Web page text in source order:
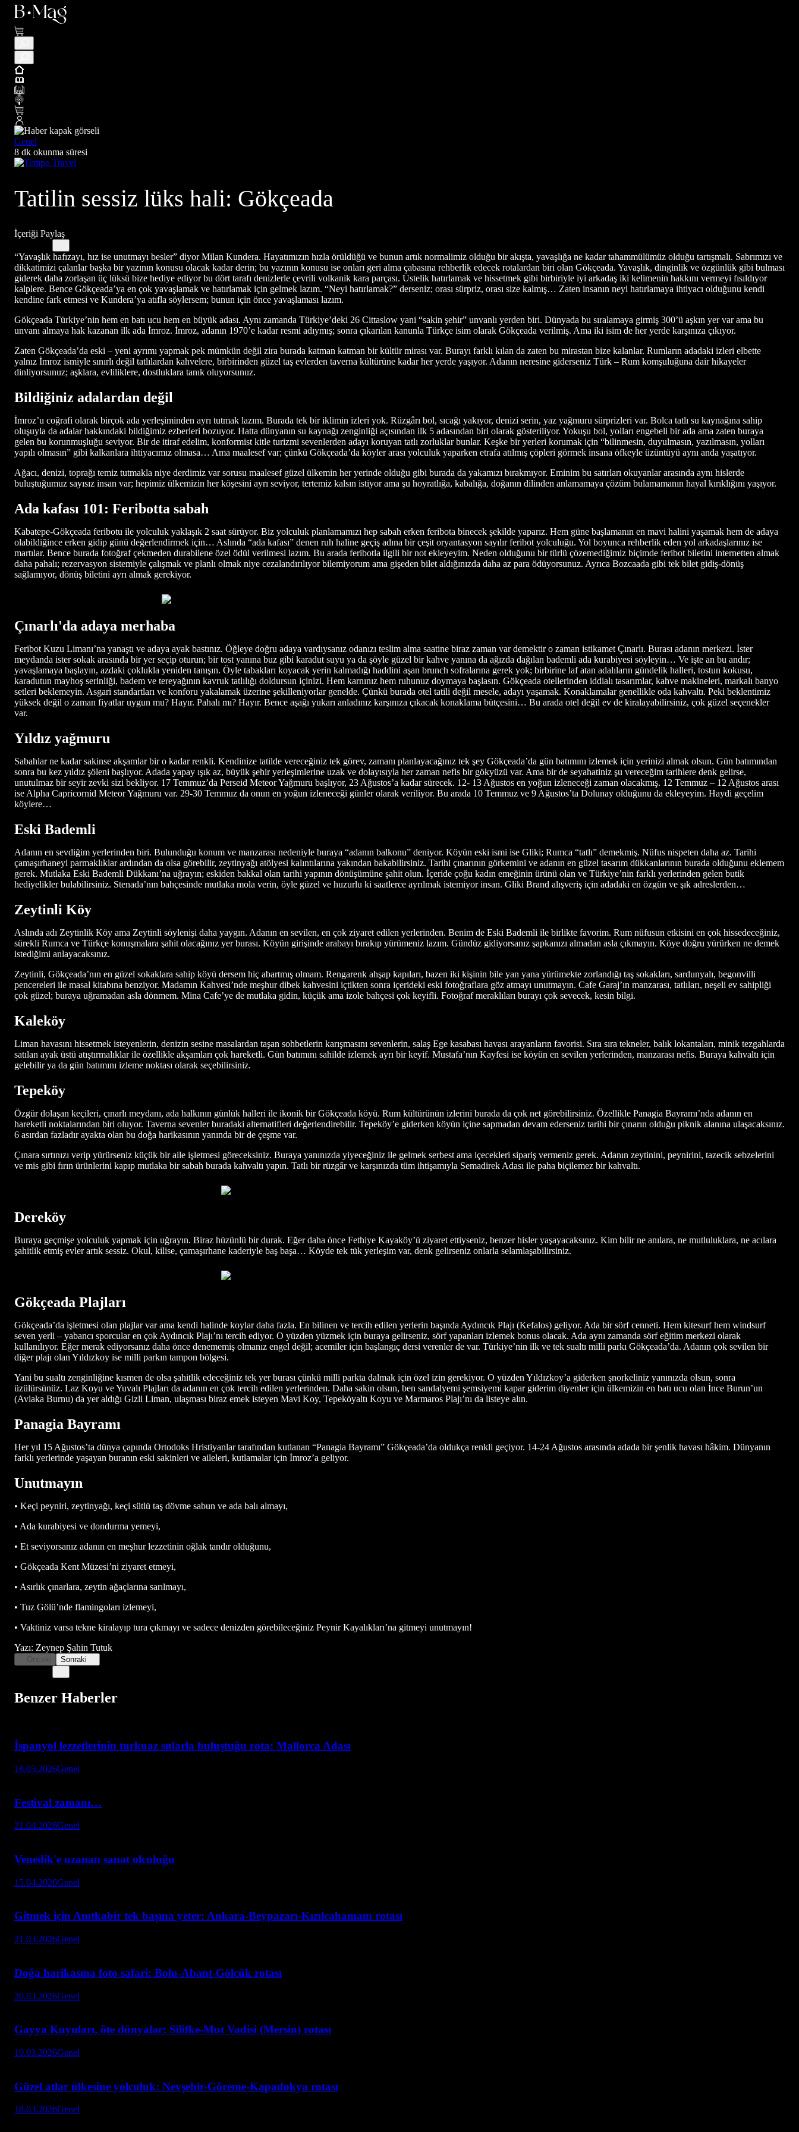
Genel
8 dk okunma süresi
Tatilin sessiz lüks hali: Gökçeada
İçeriği Paylaş
“Yavaşlık hafızayı, hız ise unutmayı besler” diyor Milan Kundera. Hayatımızın hızla örüldüğü ve bunun artık normalimiz olduğu bir akışta, yavaşlığa ne kadar tahammülümüz olduğu tartışmalı. Sabrımızı ve
dikkatimizi çalanlar başka bir yazının konusu olacak kadar derin; bu yazının konusu ise onları geri alma çabasına rehberlik edecek rotalardan biri olan Gökçeada. Yavaşlık, dinginlik ve özgünlük gibi bulması
giderek daha zorlaşan üç lüksü bize hediye ediyor bu dört tarafı denizlerle çevrili volkanik kara parçası. Üstelik hatırlamak ve hissetmek gibi birbiriyle iyi arkadaş iki kelimenin hakkını vermeyi fısıldıyor
kalplere. Bence Gökçeada’ya en çok yavaşlamak ve hatırlamak için gelmek lazım. “Neyi hatırlamak?” derseniz; orası sürpriz, orası size kalmış… Zaten insanın neyi hatırlamaya ihtiyacı olduğunu kendi
kendine fark etmesi ve Kundera’ya atıfla söylersem; bunun için önce yavaşlaması lazım.
Gökçeada Türkiye’nin hem en batı ucu hem en büyük adası. Aynı zamanda Türkiye’deki 26 Cittaslow yani “sakin şehir” unvanlı yerden biri. Dünyada bu sıralamaya girmiş 300’ü aşkın yer var ama bu
unvanı almaya hak kazanan ilk ada İmroz. İmroz, adanın 1970’e kadar resmi adıymış; sonra çıkarılan kanunla Türkçe isim olarak Gökçeada verilmiş. Ama iki isim de her yerde karşınıza çıkıyor.
Zaten Gökçeada’da eski – yeni ayrımı yapmak pek mümkün değil zira burada katman katman bir kültür mirası var. Burayı farklı kılan da zaten bu mirastan bize kalanlar. Rumların adadaki izleri elbette
yalnız İmroz ismiyle sınırlı değil tatlılardan kahvelere, birbirinden güzel taş evlerden taverna kültürüne kadar her yerde yaşıyor. Adanın neresine giderseniz Türk – Rum komşuluğuna dair hikayeler
dinliyorsunuz; aşklara, evliliklere, dostluklara tanık oluyorsunuz.
Bildiğiniz adalardan değil
İmroz’u coğrafi olarak birçok ada yerleşiminden ayrı tutmak lazım. Burada tek bir iklimin izleri yok. Rüzgârı bol, sıcağı yakıyor, denizi serin, yaz yağmuru sürprizleri var. Bolca tatlı su kaynağına sahip
oluşuyla da adalar hakkındaki bildiğimiz ezberleri bozuyor. Hatta dünyanın su kaynağı zenginliği açısından ilk 5 adasından biri olarak gösteriliyor. Yokuşu bol, yolları engebeli bir ada ama zaten buraya
gelen bu korunmuşluğu seviyor. Bir de itiraf edelim, konformist kitle turizmi sevenlerden adayı koruyan tatlı zorluklar bunlar. Keşke bir yerleri korumak için “bilinmesin, duyulmasın, yazılmasın, yolları
yapılı olmasın” gibi kalkanlara ihtiyacımız olmasa… Ama maalesef var; çünkü Gökçeada’da köyler arası yolculuk yaparken etrafa atılmış çöpleri görmek insana öfkeyle üzüntüyü aynı anda yaşatıyor.
Ağacı, denizi, toprağı temiz tutmakla niye derdimiz var sorusu maalesef güzel ülkemin her yerinde olduğu gibi burada da yakamızı bırakmıyor. Eminim bu satırları okuyanlar arasında aynı hislerde
buluştuğumuz sayısız insan var; hepimiz ülkemizin her köşesini ayrı seviyor, tertemiz kalsın istiyor ama şu hoyratlığa, kabalığa, doğanın dilinden anlamamaya çözüm bulamamanın hayal kırıklığını yaşıyor.
Ada kafası 101: Feribotta sabah
Kabatepe-Gökçeada feribotu ile yolculuk yaklaşık 2 saat sürüyor. Biz yolculuk planlamamızı hep sabah erken feribota binecek şekilde yaparız. Hem güne başlamanın en mavi halini yaşamak hem de adaya
olabildiğince erken gidip günü değerlendirmek için… Aslında “ada kafası” denen ruh haline geçiş adına bir çeşit oryantasyon sayılır feribot yolculuğu. Yol boyunca rehberlik eden yol arkadaşlarınız ise
martılar. Bence burada fotoğraf çekmeden durabilene özel ödül verilmesi lazım. Bu arada feribotla ilgili bir not ekleyeyim. Neden olduğunu bir türlü çözemediğimiz biçimde feribot biletini internetten almak
daha pahalı; rezervasyon sistemiyle çalışmak ve planlı olmak niye cezalandırılıyor bilemiyorum ama gişeden bilet aldığınızda daha az para ödüyorsunuz. Ayrıca Bozcaada gibi tek bilet gidiş-dönüş
sağlamıyor, dönüş biletini ayrı almak gerekiyor.
Çınarlı'da adaya merhaba
Feribot Kuzu Limanı’na yanaştı ve adaya ayak bastınız. Öğleye doğru adaya vardıysanız odanızı teslim alma saatine biraz zaman var demektir o zaman istikamet Çınarlı. Burası adanın merkezi. İster
meydanda ister sokak arasında bir yer seçip oturun; bir tost yanına buz gibi karadut suyu ya da şöyle güzel bir kahve yanına da ağızda dağılan bademli ada kurabiyesi söyleyin… Ve işte an bu andır;
yavaşlamaya başlayın, azdaki çoklukla yeniden tanışın. Öyle tabakları koyacak yerin kalmadığı haddini aşan brunch sofralarına gerek yok; birbirine laf atan adalıların gündelik halleri, tostun kokusu,
karadutun mayhoş serinliği, badem ve tereyağının kavruk tatlılığı doldursun içinizi. Hem karnınız hem ruhunuz doymaya başlasın. Gökçeada otellerinden iddialı tasarımlar, kahve makineleri, markalı banyo
setleri beklemeyin. Asgari standartları ve konforu yakalamak üzerine şekilleniyorlar genelde. Çünkü burada otel tatili değil mesele, adayı yaşamak. Konaklamalar genellikle oda kahvaltı. Peki beklentimiz
yüksek değil o zaman fiyatlar uygun mu? Hayır. Pahalı mı? Hayır. Bence aşağı yukarı anladınız karşınıza çıkacak konaklama bütçesini… Bu arada otel değil ev de kiralayabilirsiniz, çok güzel seçenekler
var.
Yıldız yağmuru
Sabahlar ne kadar sakinse akşamlar bir o kadar renkli. Kendinize tatilde vereceğiniz tek görev, zamanı planlayacağınız tek şey Gökçeada’da gün batımını izlemek için yerinizi almak olsun. Gün batımından
sonra bu kez yıldız şöleni başlıyor. Adada yapay ışık az, büyük şehir yerleşimlerine uzak ve dolayısıyla her zaman nefis bir gökyüzü var. Ama bir de seyahatiniz şu vereceğim tarihlere denk gelirse,
unutulmaz bir seyir zevki sizi bekliyor. 17 Temmuz’da Perseid Meteor Yağmuru başlıyor, 23 Ağustos’a kadar sürecek. 12- 13 Ağustos en yoğun izleneceği zaman olacakmış. 12 Temmuz – 12 Ağustos arası
ise Alpha Capricornid Meteor Yağmuru var. 29-30 Temmuz da onun en yoğun izleneceği günler olarak veriliyor. Bu arada 10 Temmuz ve 9 Ağustos’ta Dolunay olduğunu da ekleyeyim. Haydi geçelim
köylere…
Eski Bademli
Adanın en sevdiğim yerlerinden biri. Bulunduğu konum ve manzarası nedeniyle buraya “adanın balkonu” deniyor. Köyün eski ismi ise Gliki; Rumca “tatlı” demekmiş. Nüfus nispeten daha az. Tarihi
çamaşırhaneyi parmaklıklar ardından da olsa görebilir, zeytinyağı atölyesi kalıntılarına yakından bakabilirsiniz. Tarihi çınarının görkemini ve adanın en güzel tasarım dükkanlarının burada olduğunu eklemem
gerek. Mutlaka Eski Bademli Dükkanı’na uğrayın; eskiden bakkal olan tarihi yapının dönüşümüne şahit olun. İçeride çoğu kadın emeğinin ürünü olan ve Türkiye’nin farklı yerlerinden gelen butik
hediyelikler bulabilirsiniz. Stenada’nın bahçesinde mutlaka mola verin, öyle güzel ve huzurlu ki saatlerce ayrılmak istemiyor insan. Gliki Brand alışveriş için adadaki en özgün ve şık adreslerden…
Zeytinli Köy
Aslında adı Zeytinlik Köy ama Zeytinli söylenişi daha yaygın. Adanın en sevilen, en çok ziyaret edilen yerlerinden. Benim de Eski Bademli ile birlikte favorim. Rum nüfusun etkisini en çok hissedeceğiniz,
sürekli Rumca ve Türkçe konuşmalara şahit olacağınız yer burası. Köyün girişinde arabayı bırakıp yürümeniz lazım. Gündüz gidiyorsanız şapkanızı almadan asla çıkmayın. Köye doğru yürürken ne demek
istediğimi anlayacaksınız.
Zeytinli, Gökçeada’nın en güzel sokaklara sahip köyü dersem hiç abartmış olmam. Rengarenk ahşap kapıları, bazen iki kişinin bile yan yana yürümekte zorlandığı taş sokakları, sardunyalı, begonvilli
pencereleri ile masal kitabına benziyor. Madamın Kahvesi’nde meşhur dibek kahvesini içtikten sonra içerideki eski fotoğraflara göz atmayı unutmayın. Cafe Garaj’ın manzarası, tatlıları, neşeli ev sahipliği
çok güzel; buraya uğramadan asla dönmem. Mina Cafe’ye de mutlaka gidin, küçük ama izole bahçesi çok keyifli. Fotoğraf meraklıları burayı çok sevecek, kesin bilgi.
Kaleköy
Liman havasını hissetmek isteyenlerin, denizin sesine masalardan taşan sohbetlerin karışmasını sevenlerin, salaş Ege kasabası havası arayanların favorisi. Sıra sıra tekneler, balık lokantaları, minik tezgahlarda
satılan ayak üstü atıştırmalıklar ile özellikle akşamları çok hareketli. Gün batımını sahilde izlemek ayrı bir keyif. Mustafa’nın Kayfesi ise köyün en sevilen yerlerinden, manzarası nefis. Buraya kahvaltı için
gelebilir ya da gün batımını izleme noktası olarak seçebilirsiniz.
Tepeköy
Özgür dolaşan keçileri, çınarlı meydanı, ada halkının günlük halleri ile ikonik bir Gökçeada köyü. Rum kültürünün izlerini burada da çok net görebilirsiniz. Özellikle Panagia Bayramı’nda adanın en
hareketli noktalarından biri oluyor. Taverna sevenler buradaki alternatifleri değerlendirebilir. Tepeköy’e giderken köyün içine sapmadan devam ederseniz tarihi bir çınarın olduğu piknik alanına ulaşacaksınız.
6 asırdan fazladır ayakta olan bu doğa harikasının yanında bir de çeşme var.
Çınara sırtınızı verip yürürseniz küçük bir aile işletmesi göreceksiniz. Buraya yanınızda yiyeceğiniz ile gelmek serbest ama içecekleri sipariş vermeniz gerek. Adanın zeytinini, peynirini, tazecik sebzelerini
ve mis gibi fırın ürünlerini kapıp mutlaka bir sabah burada kahvaltı yapın. Tatlı bir rüzgâr ve karşınızda tüm ihtişamıyla Semadirek Adası ile paha biçilemez bir kahvaltı.
Dereköy
Buraya geçmişe yolculuk yapmak için uğrayın. Biraz hüzünlü bir durak. Eğer daha önce Fethiye Kayaköy’ü ziyaret ettiyseniz, benzer hisler yaşayacaksınız. Kim bilir ne anılara, ne mutluluklara, ne acılara
şahitlik etmiş evler artık sessiz. Okul, kilise, çamaşırhane kaderiyle baş başa… Köyde tek tük yerleşim var, denk gelirseniz onlarla selamlaşabilirsiniz.
Gökçeada Plajları
Gökçeada’da işletmesi olan plajlar var ama kendi halinde koylar daha fazla. En bilinen ve tercih edilen yerlerin başında Aydıncık Plajı (Kefalos) geliyor. Ada bir sörf cenneti. Hem kitesurf hem windsurf
seven yerli – yabancı sporcular en çok Aydıncık Plajı’nı tercih ediyor. O yüzden yüzmek için buraya gelirseniz, sörf yapanları izlemek bonus olacak. Ada aynı zamanda sörf eğitim merkezi olarak
kullanılıyor. Eğer merak ediyorsanız daha önce denememiş olmanız engel değil; acemiler için başlangıç dersi verenler de var. Türkiye’nin ilk ve tek sualtı milli parkı Gökçeada’da. Adanın çok sevilen bir
diğer plajı olan Yıldızkoy ise milli parkın tampon bölgesi.
Yani bu sualtı zenginliğine kısmen de olsa şahitlik edeceğiniz tek yer burası çünkü milli parkta dalmak için özel izin gerekiyor. O yüzden Yıldızkoy’a giderken şnorkeliniz yanınızda olsun, sonra
üzülürsünüz. Laz Koyu ve Yuvalı Plajları da adanın en çok tercih edilen yerlerinden. Daha sakin olsun, ben sandalyemi şemsiyemi kapar giderim diyenler için ülkemizin en batı ucu olan İnce Burun’un
(Avlaka Burnu) da yer aldığı Gizli Liman, ulaşması biraz emek isteyen Mavi Koy, Tepeköyaltı Koyu ve Marmaros Plajı’nı da listeye alın.
Panagia Bayramı
Her yıl 15 Ağustos’ta dünya çapında Ortodoks Hristiyanlar tarafından kutlanan “Panagia Bayramı” Gökçeada’da oldukça renkli geçiyor. 14-24 Ağustos arasında adada bir şenlik havası hâkim. Dünyanın
farklı yerlerinde yaşayan buranın eski sakinleri ve aileleri, kutlamalar için İmroz’a geliyor.
Unutmayın
• Keçi peyniri, zeytinyağı, keçi sütlü taş dövme sabun ve ada balı almayı,
• Ada kurabiyesi ve dondurma yemeyi,
• Et seviyorsanız adanın en meşhur lezzetinin oğlak tandır olduğunu,
• Gökçeada Kent Müzesi’ni ziyaret etmeyi,
• Asırlık çınarlara, zeytin ağaçlarına sarılmayı,
• Tuz Gölü’nde flamingoları izlemeyi,
• Vaktiniz varsa tekne kiralayıp tura çıkmayı ve sadece denizden görebileceğiniz Peynir Kayalıkları’na gitmeyi unutmayın!
Yazı: Zeynep Şahin Tutuk
Önceki Sonraki
Benzer Haberler
İspanyol lezzetlerinin turkuaz sularla buluştuğu rota: Mallorca Adası
18.05.2026Genel
Festival zamanı…
21.04.2026Genel
Venedik'e uzanan sanat olculuğu
15.04.2026Genel
Gitmek için Anıtkabir tek başına yeter: Ankara-Beypazarı-Kızılcahamam rotası
21.03.2026Genel
Doğa harikasına foto safari: Bolu-Abant-Gölcük rotası
20.03.2026Genel
Gayya Kuyuları, öte dünyalar: Silifke-Mut Vadisi (Mersin) rotası
19.03.2026Genel
Güzel atlar ülkesine yolculuk: Nevşehir-Göreme-Kapadokya rotası
18.03.2026Genel